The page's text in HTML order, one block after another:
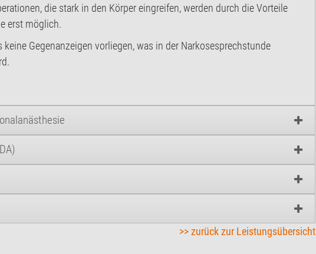
die stark in den Körper eingreifen, werden durch die Vorteile
erst möglich.
Gegenanzeigen vorliegen, was in der Narkosesprechstunde
>> zurück zur Leistungsübersicht